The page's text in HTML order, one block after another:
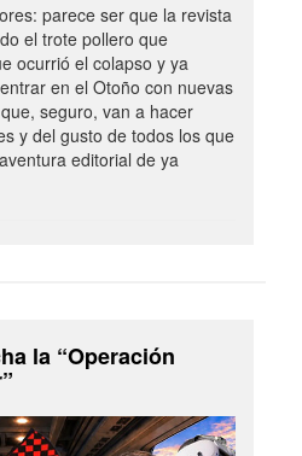
parece ser que la revista
el trote pollero que
ocurrió el colapso y ya
en el Otoño con nuevas
seguro, van a hacer
y del gusto de todos los que
editorial de ya
la “Operación